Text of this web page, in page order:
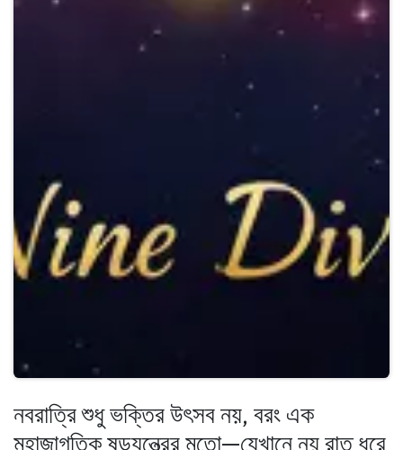
নবরাত্রি শুধু ভক্তির উৎসব নয়, বরং এক
মহাজাগতিক ষড়যন্ত্রের মতো—যেখানে নয় রাত ধরে